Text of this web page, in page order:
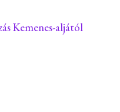
Kemenes-aljától